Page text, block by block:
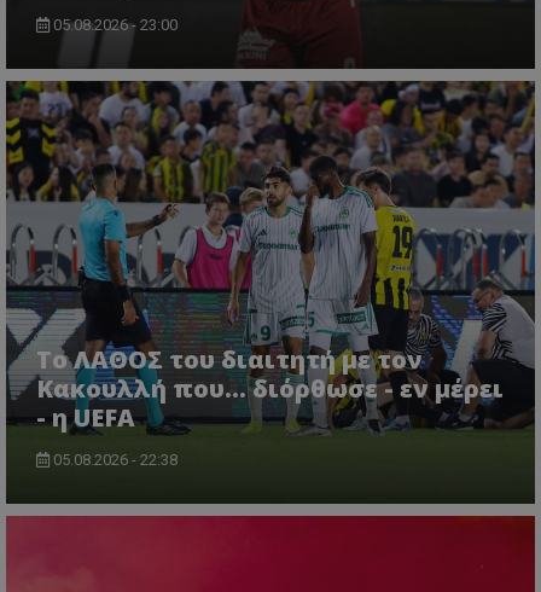
05.08.2026 - 23:00
Το ΛΑΘΟΣ του διαιτητή με τον
Κακουλλή που... διόρθωσε - εν μέρει
- η UEFA
05.08.2026 - 22:38